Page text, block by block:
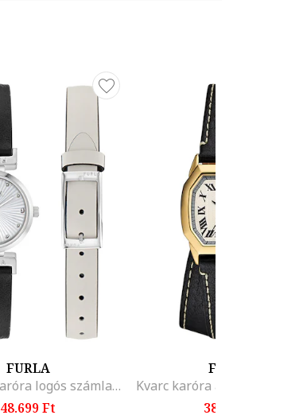
FURLA
Bőrszíjas karóra logós számlappal, Fekete
48.699 Ft
FOSSIL
38.099 Ft